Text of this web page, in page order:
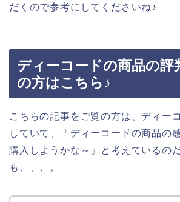
だくので参考にしてくださいね♪
ディーコードの商品の評
の方はこちら♪
こちらの記事をご覧の方は、ディー
していて、「ディーコードの商品の
購入しようかな～」と考えているの
も、、、。